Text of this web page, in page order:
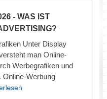
- WAS IST
Unter Display
man Online-
Werbegrafiken und
Online-Werbung